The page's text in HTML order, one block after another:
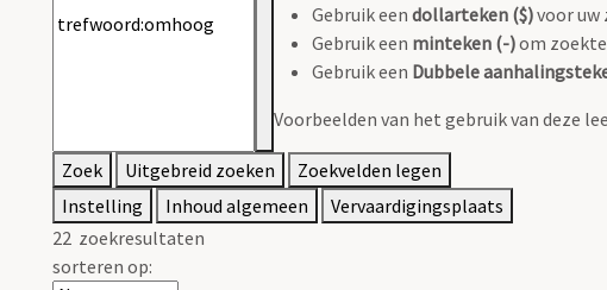
Gebruik een dollarteken ($)voor uw
Gebruik een minteken (-)om
Gebruik een Dubbele
Voorbeelden van het gebruik van deze
Zoek Uitgebreid zoeken
Zoekvelden legen
Instelling
Inhoud algemeen
Vervaardigingsplaats
22 zoekresultaten
sorteren op: